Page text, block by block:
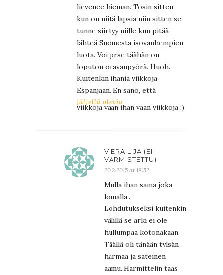
lievenee hieman. Tosin sitten
kun on niitä lapsia niin sitten se
tunne siirtyy niille kun pitää
lähteä Suomesta isovanhempien
luota. Voi prse täähän on
loputon oravanpyörä. Huoh.
Kuitenkin ihania viikkoja
Espanjaan. En sano, että
jäljellä olevia
viikkoja vaan ihan vaan viikkoja ;)
VIERAILIJA (EI
VARMISTETTU)
20.2.2015 at 18:52
Mulla ihan sama joka
lomalla..
Lohdutukseksi kuitenkin
välillä se arki ei ole
hullumpaa kotonakaan.
Täällä oli tänään tylsän
harmaa ja sateinen
aamu..Harmittelin taas